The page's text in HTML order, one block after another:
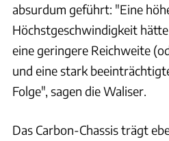
absurdum geführt: "Eine
Höchstgeschwindigkeit
eine geringere Reichweite
und eine stark
Folge", sagen die Waliser.
Das Carbon-Chassis trägt